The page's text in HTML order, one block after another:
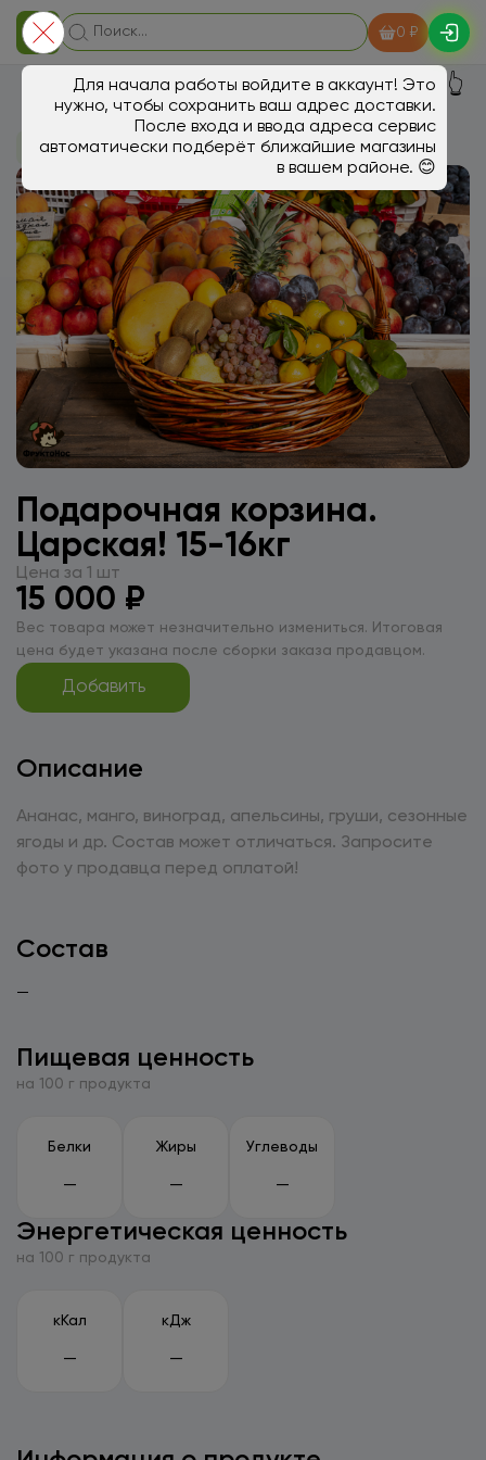
0 ₽
Для начала работы войдите в аккаунт! Это
нужно, чтобы сохранить ваш адрес доставки.
После входа и ввода адреса сервис
автоматически подберёт ближайшие магазины
в вашем районе. 😊
👆
В магазин Подарочные корзины
Подарочная корзина.
Царская! 15-16кг
Цена за 1 шт
15 000 ₽
Вес товара может незначительно измениться. Итоговая
цена будет указана после сборки заказа продавцом.
Добавить
Описание
Ананас, манго, виноград, апельсины, груши, сезонные
ягоды и др. Состав может отличаться. Запросите
фото у продавца перед оплатой!
Состав
—
Пищевая ценность
на 100 г продукта
Белки
—
Жиры
—
Углеводы
—
Энергетическая ценность
на 100 г продукта
кКал
—
кДж
—